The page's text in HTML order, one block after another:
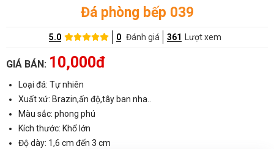
Đá phòng bếp 039
5.0 0 Đánh giá 361 Lượt xem
GIÁ BÁN: 10,000đ
Loại đá: Tự nhiên
Xuất xứ: Brazin,ấn độ,tây ban nha..
Màu sắc: phong phú
Kích thước: Khổ lớn
Độ dày: 1,6 cm đến 3 cm